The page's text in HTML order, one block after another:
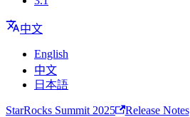
中文
English
中文
日本語
StarRocks Summit 2025 Release Notes